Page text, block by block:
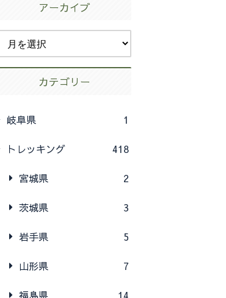
アーカイブ
カテゴリー
岐阜県 1
トレッキング 418
宮城県 2
茨城県 3
岩手県 5
山形県 7
福島県 14